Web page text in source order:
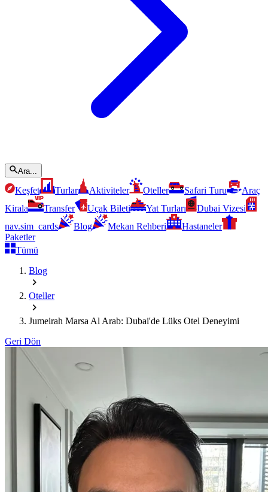
Ara...
Keşfet Turlar Aktiviteler Oteller Safari Turu
Araç
Kirala
Transfer Uçak Bileti Yat Turları
Dubai Vizesi
nav.sim_cards
Blog Mekan Rehberi
Hastaneler
Paketler
Tümü
Blog
Oteller
Jumeirah Marsa Al Arab: Dubai'de Lüks Otel Deneyimi
Geri Dön